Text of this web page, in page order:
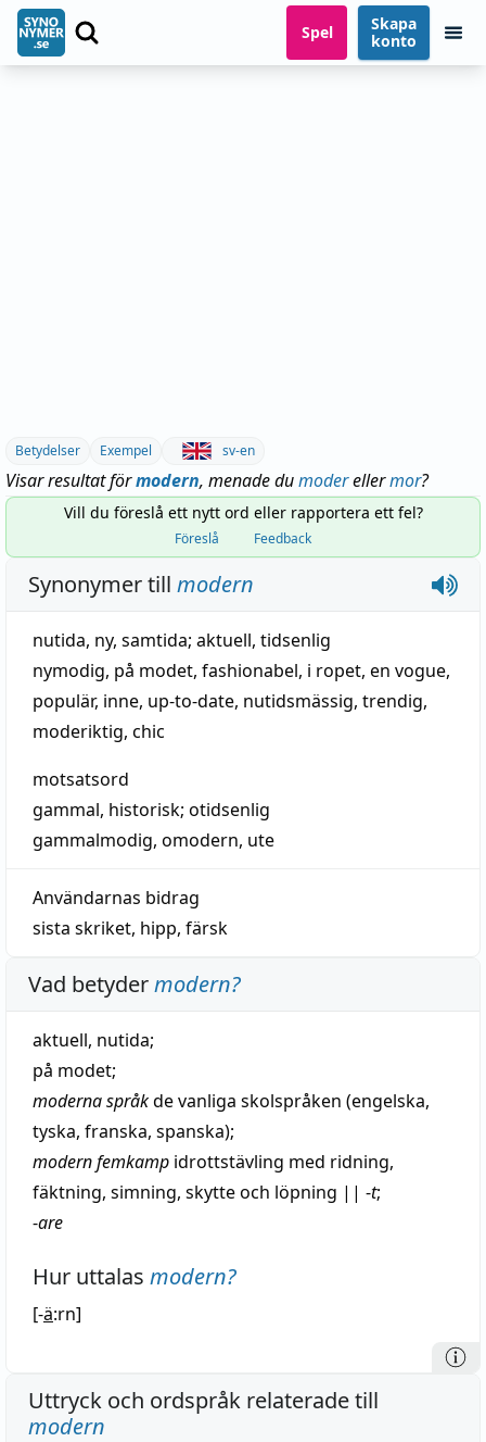
Spel
Skapa
konto
Betydelser Exempel sv-en
Visar resultat förmodern, menade dumoderellermor?
Vill du föreslå ett nytt ord eller rapportera ett fel?
Föreslå Feedback
Synonymer till modern
nutida, ny, samtida; aktuell, tidsenlig
nymodig, på modet, fashionabel, i ropet, en vogue,
populär, inne, up-to-date, nutidsmässig, trendig,
moderiktig, chic
motsatsord
gammal, historisk; otidsenlig
gammalmodig, omodern, ute
Användarnas bidrag
sista skriket, hipp, färsk
Vad betydermodern?
aktuell, nutida;
på modet;
modernaspråkde vanliga skolspråken (engelska,
tyska, franska, spanska);
modernfemkamp idrottstävling med ridning,
fäktning, simning, skytteoch löpning || -t;
-are
Hur uttalas modern?
[-ä:rn]
Uttryck och ordspråk relaterade till
modern